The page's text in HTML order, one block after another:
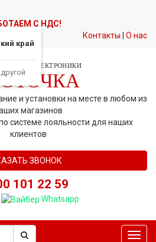
край
С НДС!
Контакты
О нас
АВТОЭЛЕКТРОНИКИ
и установки на месте в любом из
магазинов
системе лояльности для наших
клиентов
ЗВОНОК
101 22 59
Whatsapp